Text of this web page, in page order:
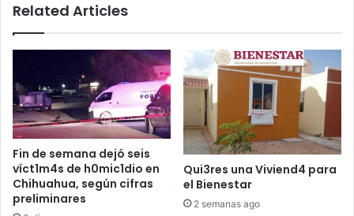
Related Articles
Fin de semana dejó seis
víct1m4s de h0mic1dio en
Chihuahua, según cifras
preliminares
Qui3res una Viviend4 para
el Bienestar
2 semanas ago